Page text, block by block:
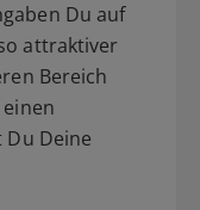
Du auf
attraktiver
Bereich
Du Deine